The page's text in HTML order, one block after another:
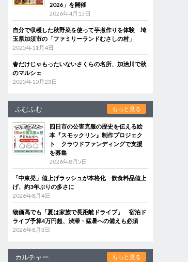
2026」を開催
2026年4月15日
自分で収穫した秋野菜を使って芋煮作りを体験 埼
玉県加須市の「ファミリーランドむさしの村」
2025年11月4日
春だけじゃもったいないさくらの名所、加治川で秋
のマルシェ
2025年10月23日
ふむふむ もっと見る
四日市の公害克服の歴史を伝える絵
本『スモックリン』制作プロジェク
ト クラウドファンディングで支援
を募集
2026年8月5日
「中東発」値上げラッシュが本格化 飲食料品値上
げ、約3年ぶりの多さに
2026年8月4日
物価高でも「夏は家族で長距離ドライブ」 宿泊ド
ライブ予算4万円超、渋滞・猛暑への備えも必須
2026年8月3日
カルチャー もっと見る